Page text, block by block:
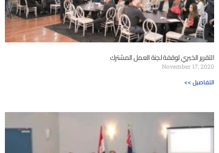
التقرير الخبري لوقفة لجنة العمل المشترك
November 17, 2020
<< التفاصيل